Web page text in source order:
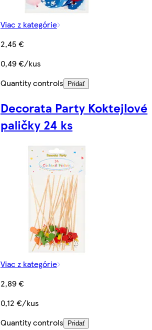
Viac z kategórie
2,45 €
0,49 €/kus
Quantity controls
Pridať
Decorata Party Koktejlové
paličky 24 ks
Viac z kategórie
2,89 €
0,12 €/kus
Quantity controls
Pridať